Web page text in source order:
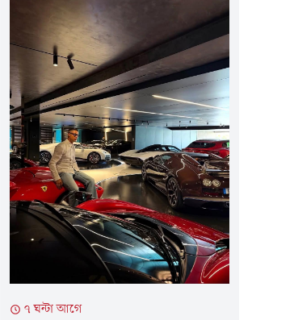
সর্বোচ্চ পদে দায়িত্ব পালনের জন্য ইনফান্তিনো আর
উপযুক্ত নন।আগামী বছরের ফিফা কংগ্রেসে
ইনফান্তিনোর পুনর্নির্বাচনে সমর্থন দেবে না বলে
ফিফাকে আনুষ্ঠানিকভাবে জানাতে যাচ্ছে...
৭ ঘন্টা আগে